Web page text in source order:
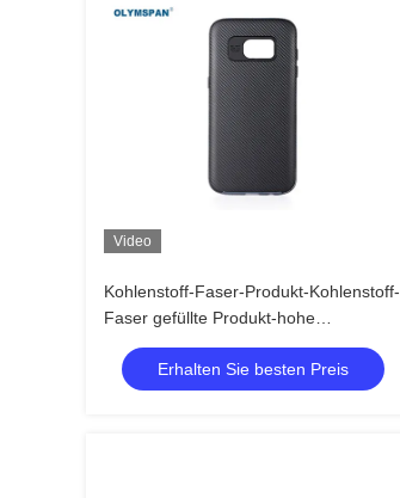
Video
Kohlenstoff-Faser-Produkt-Kohlenstoff-
Faser gefüllte Produkt-hohe
Temperatur
Erhalten Sie besten Preis